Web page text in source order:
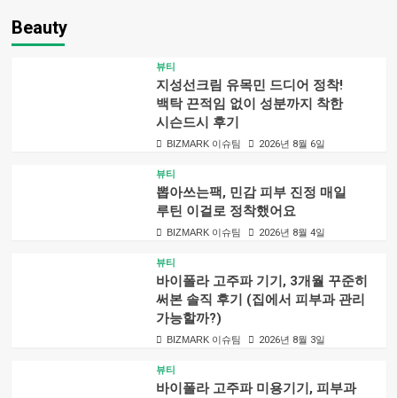
Beauty
뷰티
지성선크림 유목민 드디어 정착!
백탁 끈적임 없이 성분까지 착한
시슨드시 후기
BIZMARK 이슈팀 2026년 8월 6일
뷰티
뽑아쓰는팩, 민감 피부 진정 매일
루틴 이걸로 정착했어요
BIZMARK 이슈팀 2026년 8월 4일
뷰티
바이폴라 고주파 기기, 3개월 꾸준히
써본 솔직 후기 (집에서 피부과 관리
가능할까?)
BIZMARK 이슈팀 2026년 8월 3일
뷰티
바이폴라 고주파 미용기기, 피부과